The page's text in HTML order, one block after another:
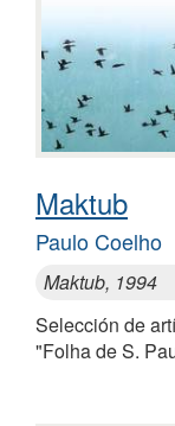
Maktub
Paulo Coelho
Maktub, 1994
Selección de
"Folha de S.